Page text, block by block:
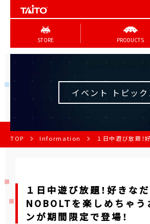
STORE PRODUCTS
イベント トピック
TOP Information １日中遊び放題！
１日中遊び放題！好きな
NOBOLTを楽しめちゃう
ンが期間限定で登場！